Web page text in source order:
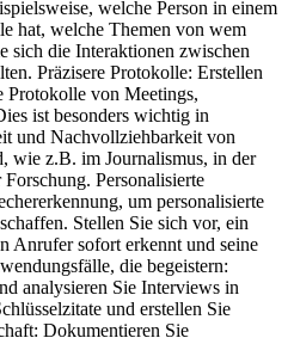
welche Person in einem
hat, welche Themen von wem
sich die Interaktionen zwischen
Präzisere Protokolle: Erstellen
Protokolle von Meetings,
ist besonders wichtig in
und Nachvollziehbarkeit von
wie z.B. im Journalismus, in der
Personalisierte
um personalisierte
Stellen Sie sich vor, ein
Anrufer sofort erkennt und seine
die begeistern:
analysieren Sie Interviews in
und erstellen Sie
Dokumentieren Sie